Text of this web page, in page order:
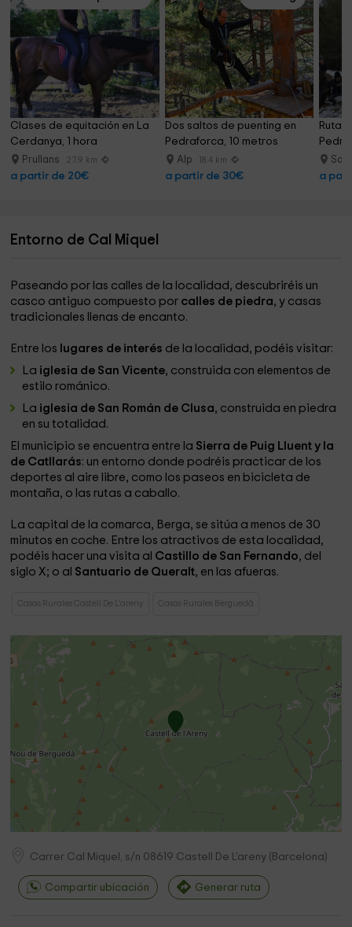
Clases de equitación en La
Cerdanya, 1 hora
Prullans 27.9 km
a partir de 20€
Dos saltos de puenting en
Pedraforca, 10 metros
Alp 18.4 km
a partir de 30€
Ruta
a
Entorno de Cal Miquel
Paseando por las calles de la localidad, descubriréis un
casco antiguo compuesto por calles de piedra, y casas
tradicionales llenas de encanto.
Entre los lugares de interés de la localidad, podéis visitar:
La iglesia de San Vicente, construida con elementos de
estilo románico.
La iglesia de San Román de Clusa, construida en piedra
en su totalidad.
El municipio se encuentra entre la Sierra de Puig Lluent y la
de Catllarás: un entorno donde podréis practicar de los
deportes al aire libre, como los paseos en bicicleta de
montaña, o las rutas a caballo.
La capital de la comarca, Berga, se sitúa a menos de 30
minutos en coche. Entre los atractivos de esta localidad,
podéis hacer una visita al Castillo de San Fernando, del
siglo X; o al Santuario de Queralt, en las afueras.
Casas Rurales Castell De L'areny Casas Rurales Berguedà
Carrer Cal Miquel, s/n 08619 Castell De L'areny ( Barcelona)
Compartir ubicación Generar ruta